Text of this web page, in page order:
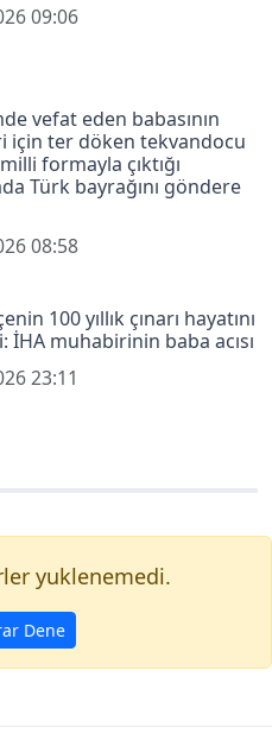
09:06
vefat eden babasının
için ter döken tekvandocu
formayla çıktığı
Türk bayrağını göndere
08:58
100 yıllık çınarı hayatını
İHA muhabirinin baba acısı
23:11
yuklenemedi.
Dene